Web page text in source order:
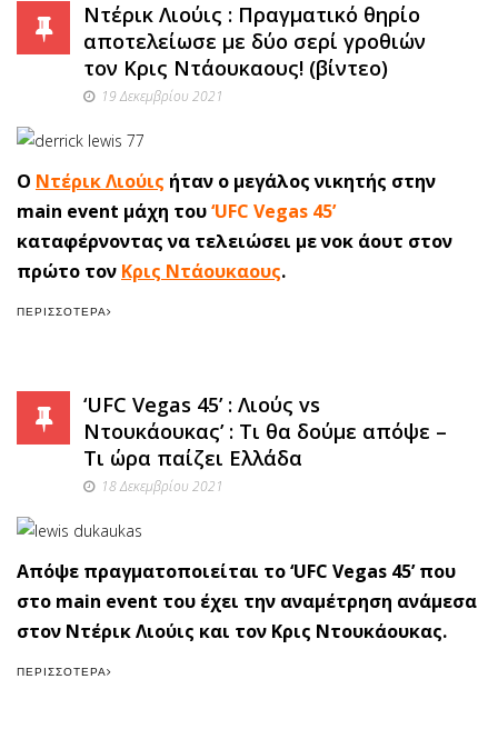
Ντέρικ Λιούις : Πραγματικό θηρίο
αποτελείωσε με δύο σερί γροθιών
τον Κρις Ντάουκαους! (βίντεο)
19 Δεκεμβρίου 2021
Ο Ντέρικ Λιούις ήταν ο μεγάλος νικητής στην
main event μάχη του‘UFC Vegas 45’
καταφέρνοντας να τελειώσει με νοκ άουτ στον
πρώτο τον Κρις Ντάουκαους.
ΠΕΡΙΣΣΌΤΕΡΑ
‘UFC Vegas 45’ : Λιούς vs
Ντουκάουκας’ : Τι θα δούμε απόψε –
Τι ώρα παίζει Ελλάδα
18 Δεκεμβρίου 2021
Απόψε πραγματοποιείται το ‘UFC Vegas 45’ που
στο main event του έχει την αναμέτρηση ανάμεσα
στον Ντέρικ Λιούις και τον Κρις Ντουκάουκας.
ΠΕΡΙΣΣΌΤΕΡΑ